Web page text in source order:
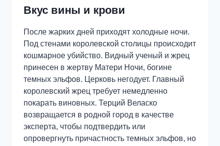
Вкус вины и крови
После жарких дней приходят холодные ночи.
Под стенами королевской столицы происходит
кошмарное убийство. Видный ученый и жрец
принесен в жертву Матери Ночи, богине
темных эльфов. Церковь негодует. Главный
королевский жрец требует немедленно
покарать виновных. Терций Веласко
возвращается в родной город в качестве
эксперта, чтобы подтвердить или
опровергнуть причастность темных эльфов, но